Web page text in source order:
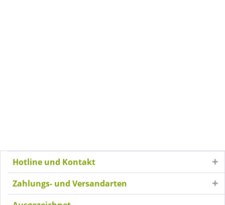
Hotline und Kontakt
Zahlungs- und Versandarten